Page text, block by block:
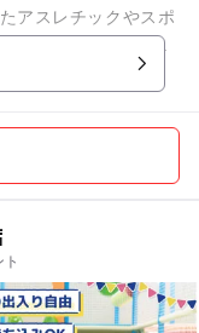
アスレチックやスポ
設が大阪府初登場🤩